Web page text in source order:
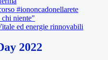
#iononcadonellarete
chi niente"
ed energie rinnovabili
2022